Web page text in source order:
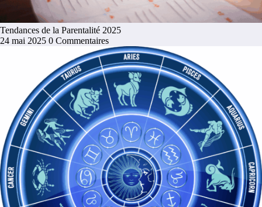
Tendances de la Parentalité 2025
24 mai 2025 0 Commentaires